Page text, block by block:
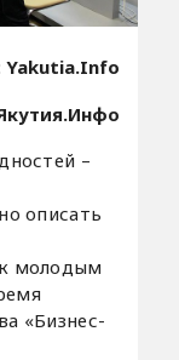
Yakutia.Info
–
описать
молодым
«Бизнес-